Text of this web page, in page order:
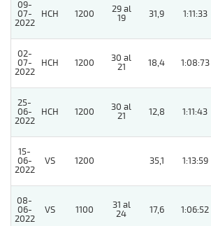
09-
07-
2022
HCH 1200
29 al
19
31,9 1:11:33
02-
07-
2022
HCH 1200
30 al
21
18,4 1:08:73
25-
06-
2022
HCH 1200
30 al
21
12,8 1:11:43
15-
06-
2022
VS 1200 35,1 1:13:59
08-
06-
2022
VS 1100
31 al
24
17,6 1:06:52